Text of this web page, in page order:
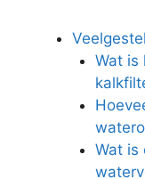
Wat is
Wat is